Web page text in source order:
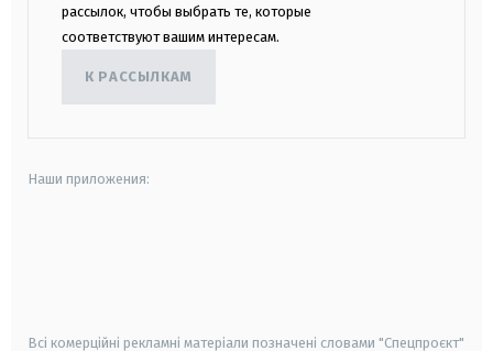
рассылок, чтобы выбрать те, которые
соответствуют вашим интересам.
К РАССЫЛКАМ
Наши приложения:
Всі комерційні рекламні матеріали позначені словами "Спецпроєкт"